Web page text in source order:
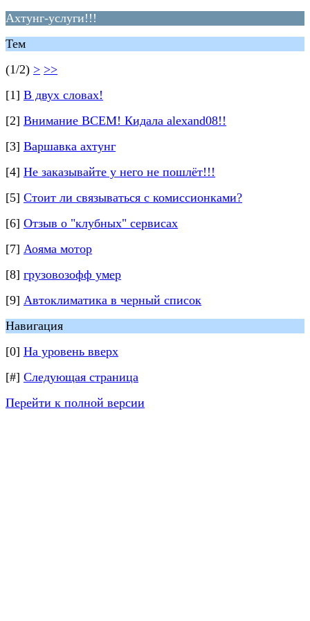
Ахтунг-услуги!!!
Тем
(1/2) > >>
[1] В двух словах!
[2] Внимание ВСЕМ! Кидала alexand08!!
[3] Варшавка ахтунг
[4] Не заказывайте у него не пошлёт!!!
[5] Стоит ли связываться с комиссионками?
[6] Отзыв о "клубных" сервисах
[7] Аояма мотор
[8] грузовозофф умер
[9] Автоклиматика в черный список
Навигация
[0] На уровень вверх
[#] Следующая страница
Перейти к полной версии